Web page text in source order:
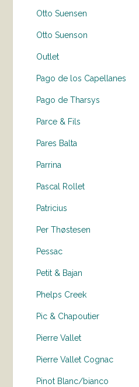
Otto Suensen
Otto Suenson
Outlet
Pago de los Capellanes
Pago de Tharsys
Parce & Fils
Pares Balta
Parrina
Pascal Rollet
Patricius
Per Thøstesen
Pessac
Petit & Bajan
Phelps Creek
Pic & Chapoutier
Pierre Vallet
Pierre Vallet Cognac
Pinot Blanc/bianco